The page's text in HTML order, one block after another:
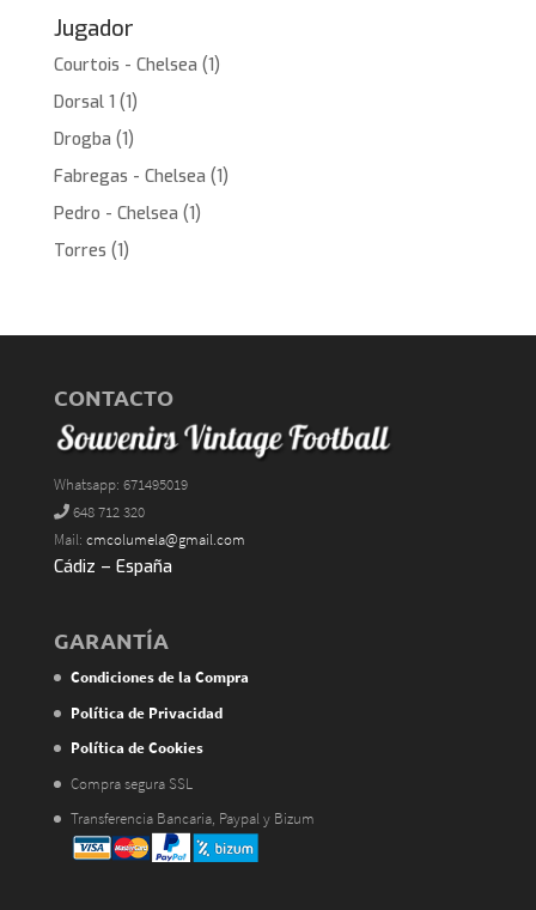
Jugador
Courtois - Chelsea (1)
Dorsal 1 (1)
Drogba (1)
Fabregas - Chelsea (1)
Pedro - Chelsea (1)
Torres (1)
CONTACTO
Whatsapp: 671495019
648 712 320
Mail: cmcolumela@gmail.com
Cádiz – España
GARANTÍA
Condiciones de la Compra
Política de Privacidad
Política de Cookies
Compra segura SSL
Transferencia Bancaria, Paypal y Bizum